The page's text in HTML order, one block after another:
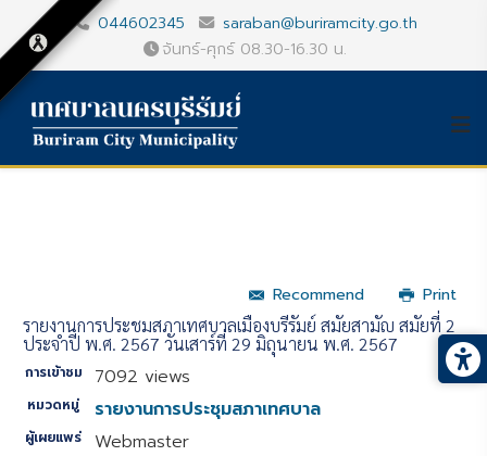
044602345
saraban@buriramcity.go.th
จันทร์-ศุกร์ 08.30-16.30 น.
Recommend
Print
รายงานการประชุมสภาเทศบาลเมืองบุรีรัมย์ สมัยสามัญ สมัยที่ 2
ประจำปี พ.ศ. 2567 วันเสาร์ที่ 29 มิถุนายน พ.ศ. 2567
การเข้าชม 7092 views
หมวดหมู่ รายงานการประชุมสภาเทศบาล
ผู้เผยแพร่ Webmaster